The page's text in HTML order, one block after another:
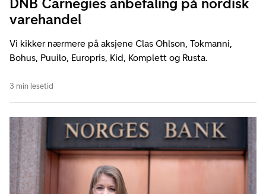
DNB Carnegies anbefaling på nordisk
varehandel
Vi kikker nærmere på aksjene Clas Ohlson, Tokmanni,
Bohus, Puuilo, Europris, Kid, Komplett og Rusta.
3 min lesetid